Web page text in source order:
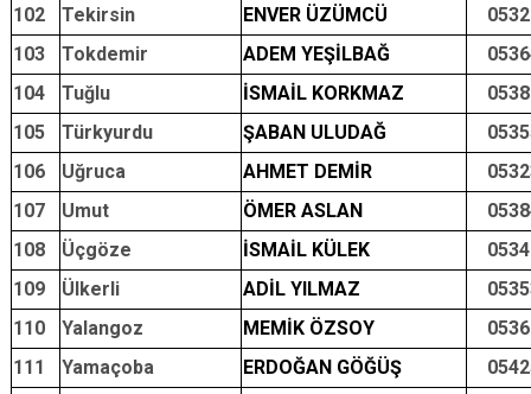
102
Tekirsin ENVER ÜZÜMCÜ
103
Tokdemir ADEM YEŞİLBAĞ
104
Tuğlu İSMAİL KORKMAZ
105
Türkyurdu ŞABAN ULUDAĞ
106
Uğruca AHMET DEMİR
107
Umut ÖMER ASLAN
108
Üçgöze İSMAİL KÜLEK
109
Ülkerli ADİL YILMAZ
110
Yalangoz MEMİK ÖZSOY
111
Yamaçoba ERDOĞAN GÖĞÜŞ